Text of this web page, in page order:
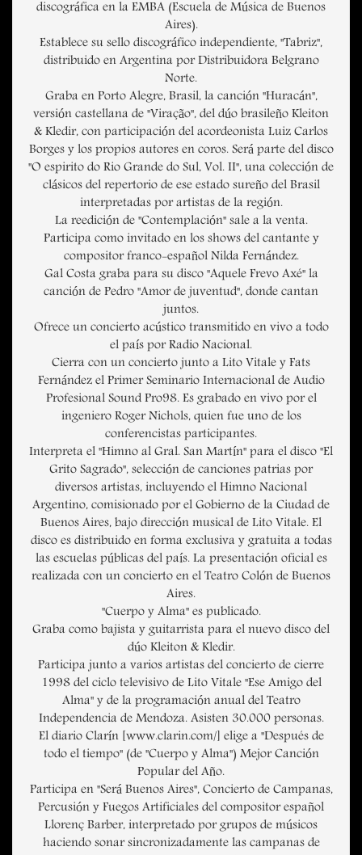
discográfica en la EMBA (Escuela de Música de Buenos
Aires).
Establece su sello discográfico independiente, "Tabriz",
distribuido en Argentina por Distribuidora Belgrano
Norte.
Graba en Porto Alegre, Brasil, la canción "Huracán",
versión castellana de "Viração", del dúo brasileño Kleiton
& Kledir, con participación del acordeonista Luiz Carlos
Borges y los propios autores en coros. Será parte del disco
"O espirito do Rio Grande do Sul, Vol. II", una colección de
clásicos del repertorio de ese estado sureño del Brasil
interpretadas por artistas de la región.
La reedición de "Contemplación" sale a la venta.
Participa como invitado en los shows del cantante y
compositor franco-español Nilda Fernández.
Gal Costa graba para su disco "Aquele Frevo Axé" la
canción de Pedro "Amor de juventud", donde cantan
juntos.
Ofrece un concierto acústico transmitido en vivo a todo
el país por Radio Nacional.
Cierra con un concierto junto a Lito Vitale y Fats
Fernández el Primer Seminario Internacional de Audio
Profesional Sound Pro98. Es grabado en vivo por el
ingeniero Roger Nichols, quien fue uno de los
conferencistas participantes.
Interpreta el "Himno al Gral. San Martín" para el disco "El
Grito Sagrado", selección de canciones patrias por
diversos artistas, incluyendo el Himno Nacional
Argentino, comisionado por el Gobierno de la Ciudad de
Buenos Aires, bajo dirección musical de Lito Vitale. El
disco es distribuido en forma exclusiva y gratuita a todas
las escuelas públicas del país. La presentación oficial es
realizada con un concierto en el Teatro Colón de Buenos
Aires.
"Cuerpo y Alma" es publicado.
Graba como bajista y guitarrista para el nuevo disco del
dúo Kleiton & Kledir.
Participa junto a varios artistas del concierto de cierre
1998 del ciclo televisivo de Lito Vitale "Ese Amigo del
Alma" y de la programación anual del Teatro
Independencia de Mendoza. Asisten 30.000 personas.
El diario Clarín [www.clarin.com/] elige a "Después de
todo el tiempo" (de "Cuerpo y Alma") Mejor Canción
Popular del Año.
Participa en "Será Buenos Aires", Concierto de Campanas,
Percusión y Fuegos Artificiales del compositor español
Llorenç Barber, interpretado por grupos de músicos
haciendo sonar sincronizadamente las campanas de